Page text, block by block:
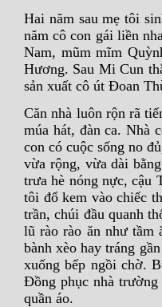
Hai năm sau mẹ tôi
năm cô con gái liền
Nam, mũm mĩm
Hương. Sau Mi Cun
sản xuất cô út Đoan
Căn nhà luôn rộn rã
múa hát, đàn ca. Nhà
con có cuộc sống no
vừa rộng, vừa dài
trưa hè nóng nực, cậu
tôi đổ kem vào chiếc
trần, chúi đầu quanh
lũ rào rào ăn như tầm
bành xèo hay tráng
xuống bếp ngồi chờ.
Đồng phục nhà
quần áo.